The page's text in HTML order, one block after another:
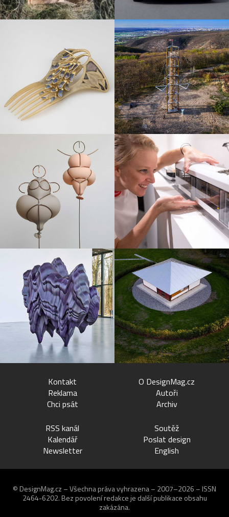
Kontakt
Reklama
Chci psát
O DesignMag.cz
Autoři
Archiv
RSS kanál
Kalendář
Newsletter
Soutěž
Poslat design
English
© DesignMag.cz – Všechna práva vyhrazena – 2007–2026 – ISSN
2464-6202. Bez povolení redakce je další publikace obsahu
zakázána.